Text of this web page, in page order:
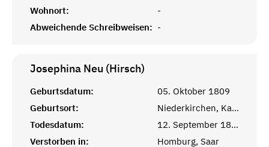
Wohnort:
-
Abweichende Schreibweisen: -
Josephina Neu (Hirsch)
Geburtsdatum:
05. Oktober 1809
Geburtsort:
Niederkirchen, Kaiserslautern, Rheinprovinz
Todesdatum:
12. September 1830
Verstorben in:
Homburg, Saar